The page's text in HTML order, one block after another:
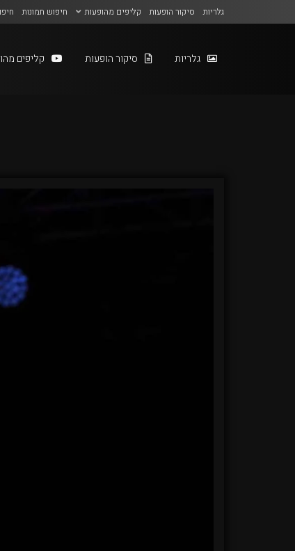
גלריות סיקור הופעות קליפים מהופעות חיפוש תמונות
גלריות סיקור הופעות קליפים